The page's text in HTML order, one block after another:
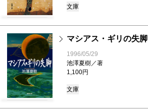
文庫
マシアス・ギリの失脚
1996/05/29
池澤夏樹／著
1,100円
文庫